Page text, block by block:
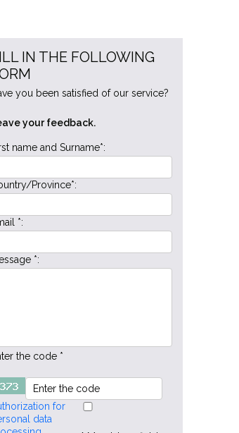
IN THE FOLLOWING
you been satisfied of our service?
your feedback.
name and Surname*:
Province*:
*:
*:
the code *
for
data